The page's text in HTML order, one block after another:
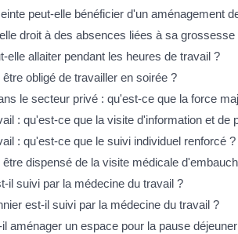
peut-elle bénéficier d'un aménagement
droit à des absences liées à sa grossesse
elle allaiter pendant les heures de travail ?
obligé de travailler en soirée ?
le secteur privé : qu'est-ce que la force
: qu'est-ce que la visite d'information et de
: qu'est-ce que le suivi individuel renforcé ?
être dispensé de la visite médicale
il suivi par la médecine du travail ?
est-il suivi par la médecine du travail ?
aménager un espace pour la pause